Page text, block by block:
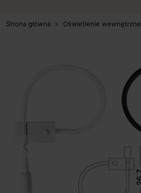
Strona główna Oświetlenie wewnętrzne
Previous